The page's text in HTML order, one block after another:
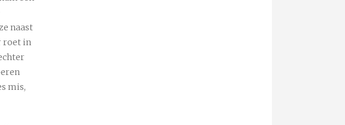
naast
roet in
mis,